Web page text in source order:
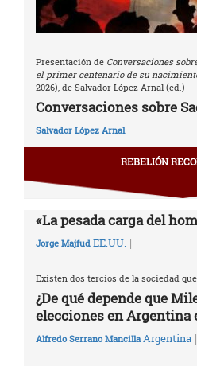
Presentación de Conversaciones
el primer centenario de su
2026), de Salvador López Arnal (ed.)
Conversaciones sobre
Salvador López Arnal
REBELIÓN
«La pesada carga del
Jorge Majfud EE.UU. |
Existen dos tercios de la sociedad
¿De qué depende que
elecciones en Argentina
Alfredo Serrano Mancilla Argentina |